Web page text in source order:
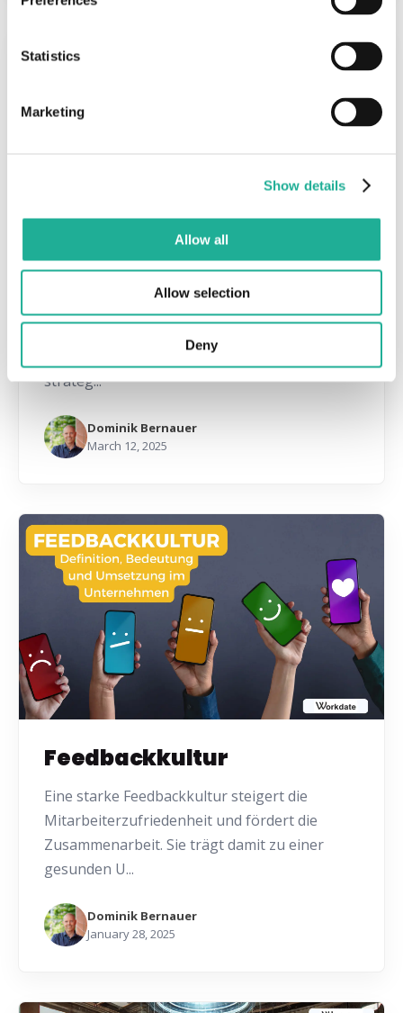
Statistics
Marketing
Show details
Allow all
Allow selection
Deny
Personalentwicklung
investieren? Wie können Unternehmen sie
strateg...
Dominik Bernauer
March 12, 2025
Feedbackkultur
Eine starke Feedbackkultur steigert die
Mitarbeiterzufriedenheit und fördert die
Zusammenarbeit. Sie trägt damit zu einer
gesunden U...
Dominik Bernauer
January 28, 2025